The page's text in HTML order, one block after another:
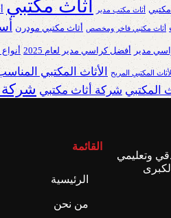
أثاث مكتب مدير أثاث مكتبي
أثاث مكتبي فاخر ومخصص أثاث مكتبي مودرن
مدير أفضل كراسي مدير لعام 2025
الأثاث المكتبي المريح الأثاث المكتبي
المكتبي شركة أثاث مكتبي شركة
وتعليمي
القائمة
الرئيسية
من نحن